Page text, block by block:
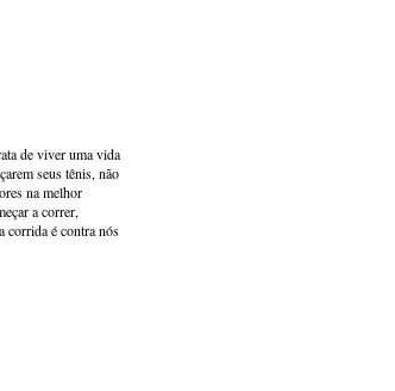
de viver uma vida
seus tênis, não
na melhor
a correr,
corrida é contra nós